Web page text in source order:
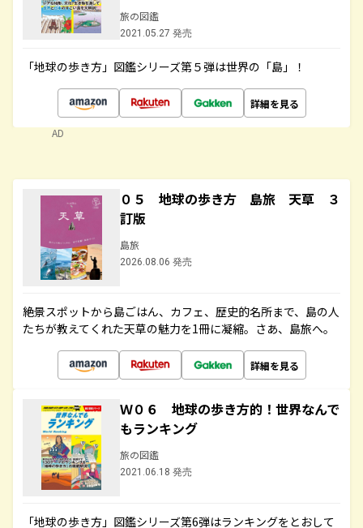
旅の図鑑
2021.05.27 発売
「地球の歩き方」図鑑シリーズ第５弾は世界の「島」！
詳細を見る
AD
０５ 地球の歩き方 島旅 天草 ３
訂版
島旅
2026.08.06 発売
絶景スポットから島ごはん、カフェ、歴史的名所まで、島の人
たちが教えてくれた天草の魅力を1冊に凝縮。さあ、島旅へ。
詳細を見る
Ｗ０６ 地球の歩き方的！世界なんで
もランキング
旅の図鑑
2021.06.18 発売
「地球の歩き方」図鑑シリーズ第6弾はランキングをとおして